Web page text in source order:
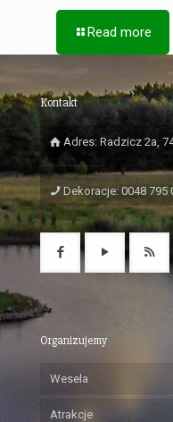
Read more
Kontakt
Adres: Radzicz 2a,
Dekoracje: 0048 795
Organizujemy
Wesela
Atrakcje